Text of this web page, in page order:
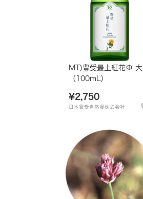
MT)豊受最上紅花Φ 大
（100mL）
¥2,750
日本豊受自然農株式会社